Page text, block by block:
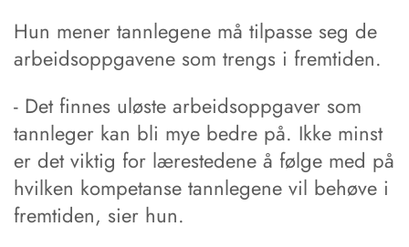
Hun mener tannlegene må tilpasse seg de
arbeidsoppgavene som trengs i fremtiden.
- Det finnes uløste arbeidsoppgaver som
tannleger kan bli mye bedre på. Ikke minst
er det viktig for lærestedene å følge med på
hvilken kompetanse tannlegene vil behøve i
fremtiden, sier hun.